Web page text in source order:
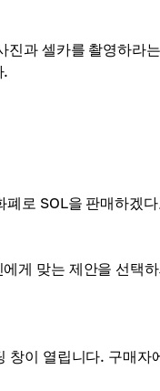
과 셀카를 촬영하라
.
로 SOL을 판매하겠
게 맞는 제안을 선택
이 열립니다. 구매